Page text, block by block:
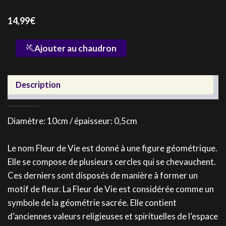
14,99€
quantité
bois
Fleur
de
Vie
Ajouter au chaudron
Description
Diamètre: 10cm / épaisseur: 0,5cm
Le nom Fleur de Vie est donné à une figure géométrique.
Elle se compose de plusieurs cercles qui se chevauchent.
Ces derniers sont disposés de manière à former un
motif de fleur. La Fleur de Vie est considérée comme un
symbole de la géométrie sacrée. Elle contient
d’anciennes valeurs religieuses et spirituelles de l’espace